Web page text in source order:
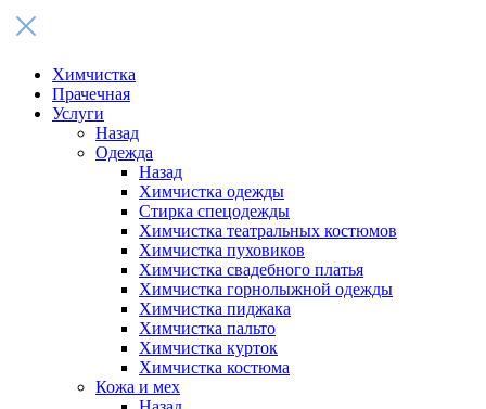
Химчистка
Прачечная
Услуги
Назад
Одежда
Назад
Химчистка одежды
Стирка спецодежды
Химчистка театральных костюмов
Химчистка пуховиков
Химчистка свадебного платья
Химчистка горнолыжной одежды
Химчистка пиджака
Химчистка пальто
Химчистка курток
Химчистка костюма
Кожа и мех